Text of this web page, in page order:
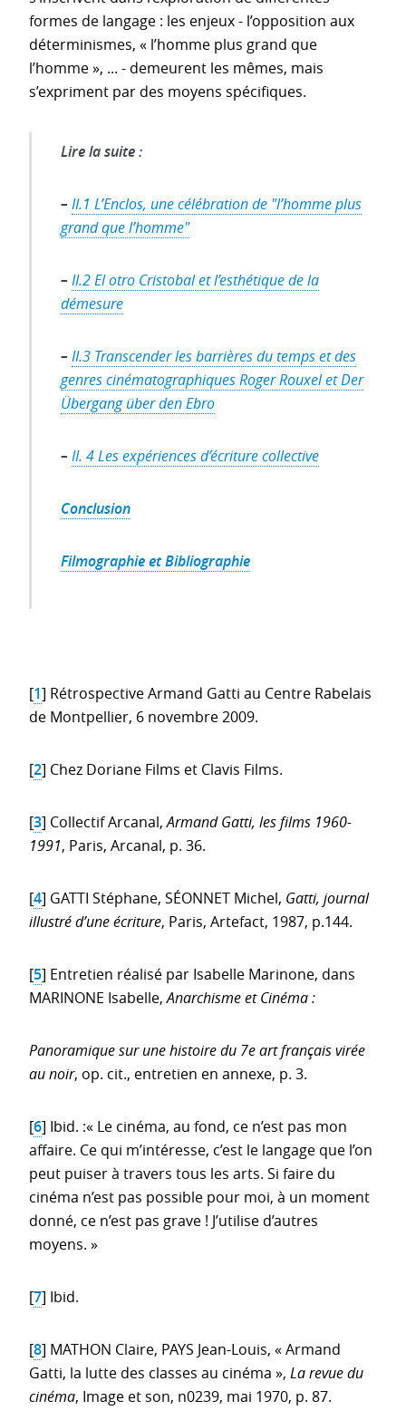
formes de langage : les enjeux - l’opposition aux
déterminismes, « l’homme plus grand que
l’homme », ... - demeurent les mêmes, mais
s’expriment par des moyens spécifiques.
Lire la suite :
–II.1 L’Enclos, une célébration de "l’homme plus
grand que l’homme"
–II.2El otro Cristobalet l’esthétique de la
démesure
–‪II.3 Transcender les barrières du temps et des
genres cinématographiquesRoger RouxeletDer
Übergang über den Ebro
–
Conclusion
Filmographie et Bibliographie
[1] Rétrospective Armand Gatti au Centre Rabelais
de Montpellier, 6 novembre 2009.
[2] Chez Doriane Films et Clavis Films.
[3] Collectif Arcanal,Armand Gatti, les films 1960-
1991, Paris, Arcanal, p. 36.
[4] GATTI Stéphane, SÉONNET Michel, Gatti, journal
illustré d’une écriture, Paris, Artefact, 1987, p.144.
[5] Entretien réalisé par Isabelle Marinone, dans
MARINONE Isabelle,Anarchisme et Cinéma :
Panoramique sur une histoire du 7e art français virée
au noir, op. cit., entretien en annexe, p. 3.
[6] Ibid. :« Le cinéma, au fond, ce n’est pas mon
affaire. Ce qui m’intéresse, c’est le langage que l’on
peut puiser à travers tous les arts. Si faire du
cinéma n’est pas possible pour moi, à un moment
donné, ce n’est pas grave ! J’utilise d’autres
moyens. »
[7] Ibid.
[8] MATHON Claire, PAYS Jean-Louis, « Armand
Gatti, la lutte des classes au cinéma », La revue du
cinéma, Image et son, n0239, mai 1970, p. 87.